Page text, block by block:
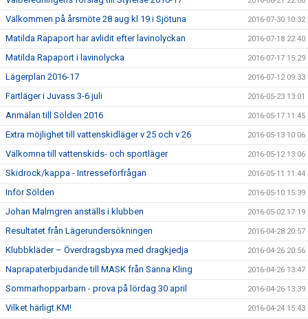
Välkommen på årsmöte 28 aug kl 19 i Sjötuna 2016-07-30 10:32
Matilda Rapaport har avlidit efter lavinolyckan 2016-07-18 22:40
Matilda Rapaport i lavinolycka 2016-07-17 15:29
Lägerplan 2016-17 2016-07-12 09:33
Fartläger i Juvass 3-6 juli 2016-05-23 13:01
Anmälan till Sölden 2016 2016-05-17 11:45
Extra möjlighet till vattenskidläger v 25 och v 26 2016-05-13 10:06
Välkomna till vattenskids- och sportläger 2016-05-12 13:06
Skidrock/kappa - Intresseförfrågan 2016-05-11 11:44
Inför Sölden 2016-05-10 15:39
Johan Malmgren anställs i klubben 2016-05-02 17:19
Resultatet från Lägerundersökningen 2016-04-28 20:57
Klubbkläder – Överdragsbyxa med dragkjedja 2016-04-26 20:56
Naprapaterbjudande till MASK från Sanna Kling 2016-04-26 13:47
Sommarhopparbarn - prova på lördag 30 april 2016-04-26 13:39
Vilket härligt KM! 2016-04-24 15:43